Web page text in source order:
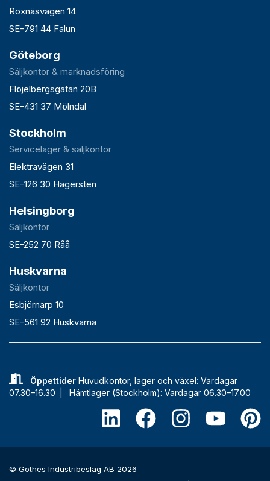
Roxnäsvägen 14
SE-791 44 Falun
Göteborg
Säljkontor & marknadsföring
Flöjelbergsgatan 20B
SE-431 37 Mölndal
Stockholm
Servicelager & säljkontor
Elektravägen 31
SE-126 30 Hägersten
Helsingborg
Säljkontor
SE-252 70 Råå
Huskvarna
Säljkontor
Esbjörnarp 10
SE-561 92 Huskvarna
ÖppettiderHuvudkontor, lager och växel: Vardagar
07.30–16.30 | Hämtlager (Stockholm): Vardagar 06.30–17.00
© Göthes Industribeslag AB 2026